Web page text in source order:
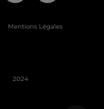
Mentions Légales
2024